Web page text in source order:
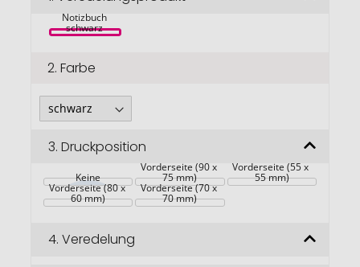
Notizbuch
schwarz
2. Farbe
3. Druckposition
Keine
Vorderseite (90 x
75 mm)
Vorderseite (55 x
55 mm)
Vorderseite (80 x
60 mm)
Vorderseite (70 x
70 mm)
4. Veredelung